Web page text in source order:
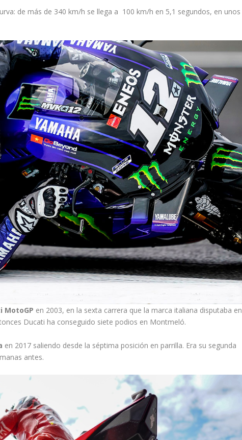
de más de 340 km/h se llega a 100 km/h en 5,1 segundos, en unos
MotoGP en 2003, en la sexta carrera que la marca italiana disputaba en
Ducati ha conseguido siete podios en Montmeló.
en 2017 saliendo desde la séptima posición en parrilla. Era su segunda
antes.